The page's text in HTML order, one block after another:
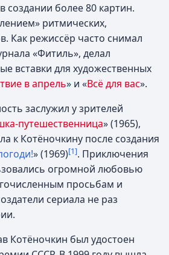
создании более 80 картин.
ритмических,
Как режиссёр часто снимал
«Фитиль», делал
вставки для художественных
в апрель» и «Всё для вас».
заслужил у зрителей
путешественница» (1965),
к Котёночкину после создания
» (1969)[1]. Приключения
огромной любовью
просьбам и
сериала не раз
Котёночкин был удостоен